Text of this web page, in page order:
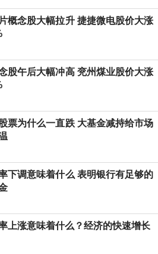
概念股大幅拉升 捷捷微电股价大涨
股午后大幅冲高 兖州煤业股价大涨
票为什么一直跌 大基金减持给市场
下调意味着什么 表明银行有足够的
上涨意味着什么？经济的快速增长